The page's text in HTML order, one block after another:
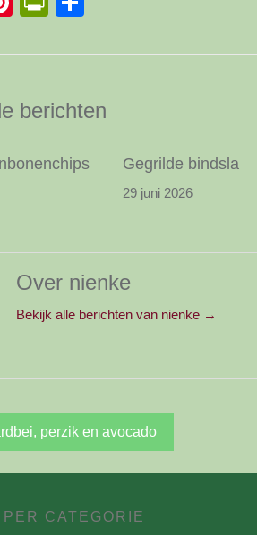
berichten
Gegrilde bindsla
29 juni 2026
Over nienke
Bekijk alle berichten van nienke →
perzik en avocado
CATEGORIE